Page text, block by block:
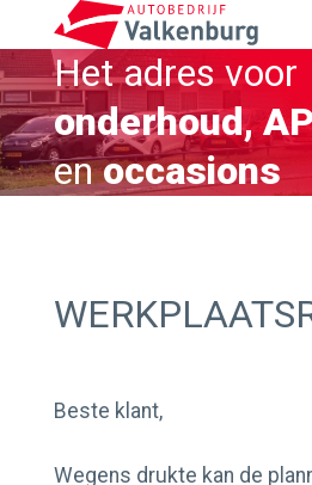
Home
Occasions
Het adres voor
onderhoud,
enoccasions
Beste klant,
Wegens drukte kan de